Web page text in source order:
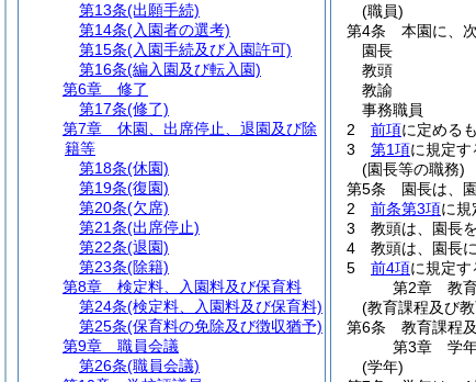
(職員)
第4条
本園に、
園長
教頭
教諭
事務職員
2
前項に定める
3
第1項に規定す
(園長等の職務)
第5条
園長は、
2
前条第3項に規
3
教頭は、園長
4
教頭は、園長
5
前4項に規定す
第2章
教
(教育課程及び
第6条
教育課程
第3章
学
(学年)
第13条(出願手続)
第14条(入園者の選考)
第15条(入園手続及び入園許可)
第16条(編入園及び転入園)
第6章
修了
第17条(修了)
第7章
休園、出席停止、退園及び除
籍等
第18条(休園)
第19条(復園)
第20条(欠席)
第21条(出席停止)
第22条(退園)
第23条(除籍)
第8章
検定料、入園料及び保育料
第24条(検定料、入園料及び保育料)
第25条(保育料の免除及び徴収猶予)
第9章
職員会議
第26条(職員会議)